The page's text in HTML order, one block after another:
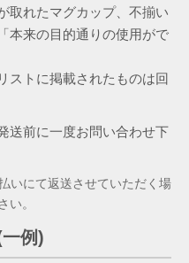
取れたマグカップ、不揃い
本来の目的通りの使用がで
ストに掲載されたものは回
送前に一度お問い合わせ下
いにて返送させていただく場
い。
例)